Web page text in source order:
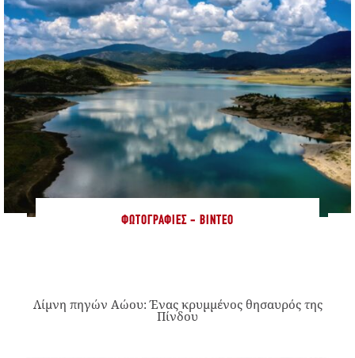
ΦΩΤΟΓΡΑΦΊΕΣ - ΒΊΝΤΕΟ
Λίμνη πηγών Αώου: Ένας κρυμμένος θησαυρός της
Πίνδου